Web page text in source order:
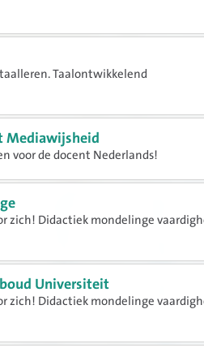
Taalontwikkelend
Mediawijsheid
voor de docent Nederlands!
zich! Didactiek mondelinge
Universiteit
zich! Didactiek mondelinge